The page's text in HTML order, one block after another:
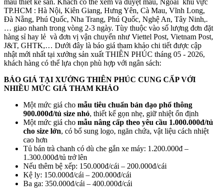
mẫu thiết kế sẵn. Khách có thể xem và duyệt mẫu, Ngoài khu vực
TP.HCM : Hà Nội, Kiên Giang, Hưng Yên, Cà Mau, Vĩnh Long,
Đà Nẵng, Phú Quốc, Nha Trang, Phú Quốc, Nghệ An, Tây Ninh,.
… giao nhanh trong vòng 2-3 ngày. Tùy thuộc vào số lượng đơn đặt
hàng sỉ hay lẻ và đơn vị vận chuyển như Viettel Post, Vietnam Post,
J&T, GHTK,… Dưới đây là báo giá tham khảo chi tiết được cập
nhật mới nhất tại xưởng sản xuất THIÊN PHÚC tháng 05 - 2026,
khách hàng có thể lựa chọn phù hợp với ngân sách:
BÁO GIÁ TẠI XƯỞNG THIÊN PHÚC CUNG CẤP VỚI
NHIỀU MỨC GIÁ THAM KHẢO
Một mức giá cho mẫu tiêu chuẩn bán dạo phổ thông
900.000đ/tủ size nhỏ, thiết kế gọn nhẹ, giữ nhiệt ổn định
Một mức giá cho mẫu nâng cấp theo yêu cầu 1.000.000đ/tủ
cho size lớn, có bổ sung logo, ngăn chứa, vật liệu cách nhiệt
cao hơn
Tủ bán trà chanh có dù che gắn xe máy: 1.200.000đ –
1.300.000đ/tủ trở lên
Nếu thêm bệ xếp: 150.000đ/cái – 200.000đ/cái
Kệ ly: 150.000đ/cái – 200.000đ/cái
Ba ga: 350.000đ/cái – 400.000đ/cái